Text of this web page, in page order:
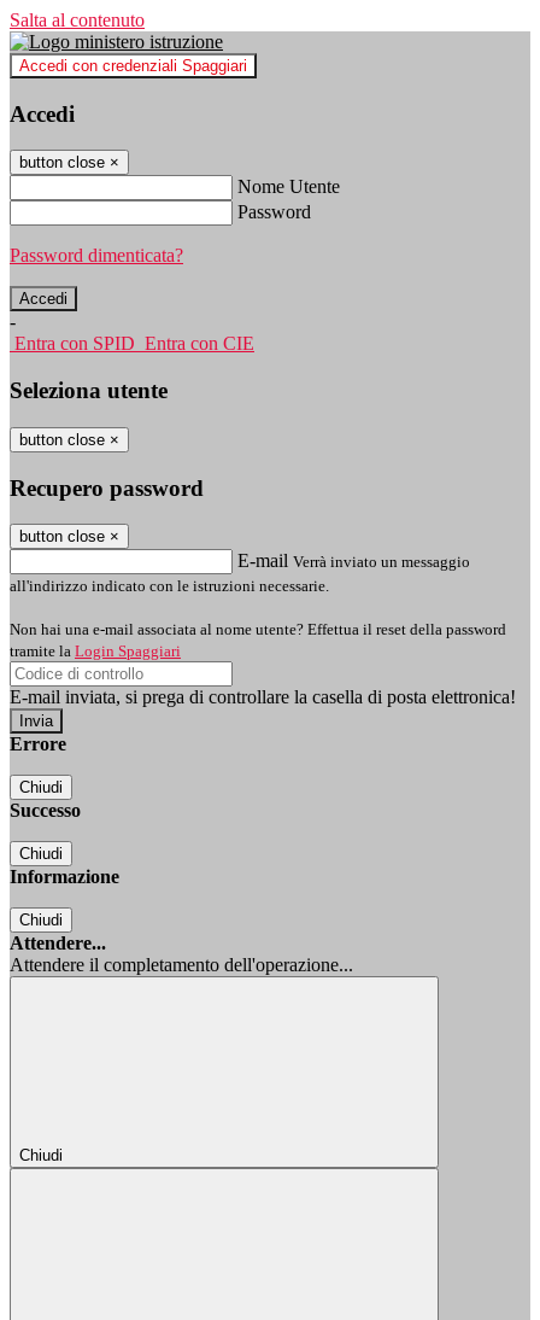
Salta al contenuto
Accedi con credenziali Spaggiari
Accedi
button close ×
Nome Utente
Password
Password dimenticata?
-
Entra con SPID Entra con CIE
Seleziona utente
button close ×
Recupero password
button close ×
E-mail Verrà inviato un messaggio
all'indirizzo indicato con le istruzioni necessarie.
Non hai una e-mail associata al nome utente? Effettua il reset della password
tramite la Login Spaggiari
E-mail inviata, si prega di controllare la casella di posta elettronica!
Errore
Chiudi
Successo
Chiudi
Informazione
Chiudi
Attendere...
Attendere il completamento dell'operazione...
Chiudi